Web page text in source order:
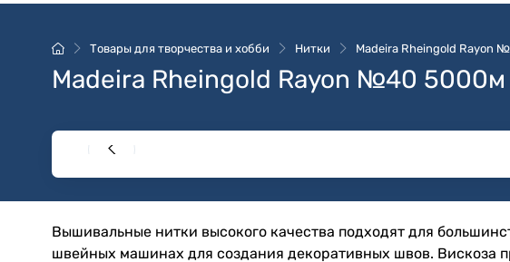
Товары для творчества и хобби Нитки Madeira Rheingold Rayon
Madeira Rheingold Rayon №40 5000м
Вышивальные нитки высокого качества подходят для
швейных машинах для создания декоративных швов. Вискоза